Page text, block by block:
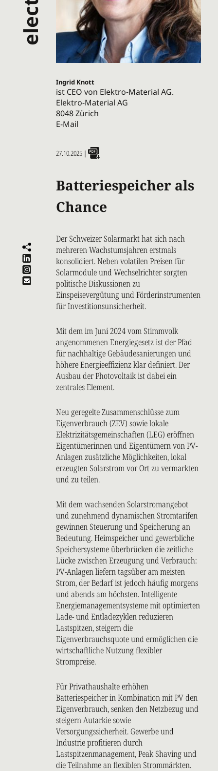
Ingrid Knott
ist CEO von Elektro-Material AG.
Elektro-Material AG
8048 Zürich
E-Mail
27.10.2025 |
Batteriespeicher als
Chance
Der Schweizer Solarmarkt hat sich nach
mehreren Wachstumsjahren erstmals
konsolidiert. Neben volatilen Preisen für
Solarmodule und Wechselrichter sorgten
politische Diskussionen zu
Einspeisevergütung und Förderinstrumenten
für Investitionsunsicherheit.
Mit dem im Juni 2024 vom Stimmvolk
angenommenen Energiegesetz ist der Pfad
für nachhaltige Gebäudesanierungen und
höhere Energieeffizienz klar definiert. Der
Ausbau der Photovoltaik ist dabei ein
zentrales Element.
Neu geregelte Zusammenschlüsse zum
Eigenverbrauch (ZEV) sowie lokale
Elektrizitätsgemeinschaften (LEG) eröffnen
Eigentümerinnen und Eigentümern von PV-
Anlagen zusätzliche Möglichkeiten, lokal
erzeugten Solarstrom vor Ort zu vermarkten
und zu teilen.
Mit dem wachsenden Solarstromangebot
und zunehmend dynamischen Stromtarifen
gewinnen Steuerung und Speicherung an
Bedeutung. Heimspeicher und gewerbliche
Speichersysteme überbrücken die zeitliche
Lücke zwischen Erzeugung und Verbrauch:
PV-Anlagen liefern tagsüber am meisten
Strom, der Bedarf ist jedoch häufig morgens
und abends am höchsten. Intelligente
Energiemanagementsysteme mit optimierten
Lade- und Entladezyklen reduzieren
Lastspitzen, steigern die
Eigenverbrauchsquote und ermöglichen die
wirtschaftliche Nutzung flexibler
Strompreise.
Für Privathaushalte erhöhen
Batteriespeicher in Kombination mit PV den
Eigenverbrauch, senken den Netzbezug und
steigern Autarkie sowie
Versorgungssicherheit. Gewerbe und
Industrie profitieren durch
Lastspitzenmanagement, Peak Shaving und
die Teilnahme an flexiblen Strommärkten.